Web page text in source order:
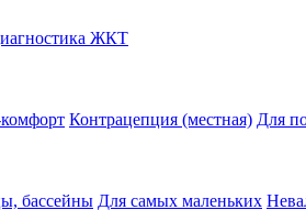
ЖКТ
Контрацепция (местная) Для
бассейны Для самых маленьких